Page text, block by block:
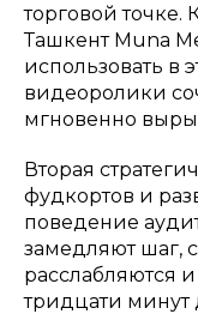
торговой точке.
Ташкент Muna
использовать в
видеоролики
мгновенно
Вторая
фудкортов и
поведение
замедляют шаг,
расслабляются
тридцати минут